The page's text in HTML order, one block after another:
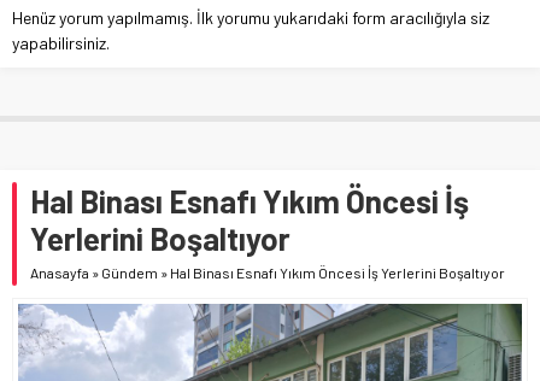
Henüz yorum yapılmamış. İlk yorumu yukarıdaki form aracılığıyla siz
yapabilirsiniz.
Hal Binası Esnafı Yıkım Öncesi İş
Yerlerini Boşaltıyor
Anasayfa » Gündem » Hal Binası Esnafı Yıkım Öncesi İş Yerlerini Boşaltıyor